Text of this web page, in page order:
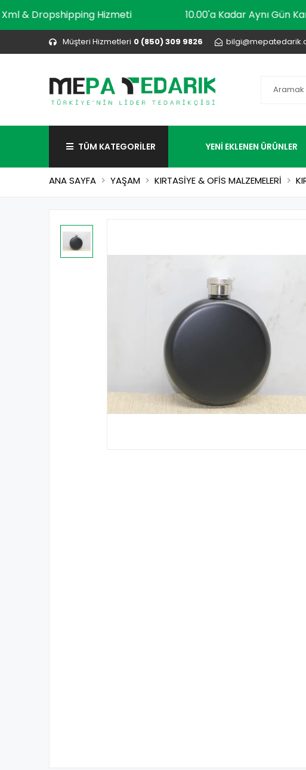
Xml & Dropshipping Hizmeti 10.00'a Kadar Aynı
Müşteri Hizmetleri 0 (850) 309 9826
TÜM KATEGORİLER YENİ EKLENEN ÜRÜNLER
ANA SAYFA YAŞAM KIRTASİYE & OFİS MALZEMELERİ